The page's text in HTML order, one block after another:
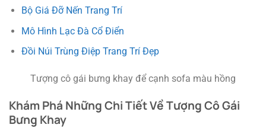
Bộ Giá Đỡ Nến Trang Trí
Mô Hình Lạc Đà Cổ Điển
Đồi Núi Trùng Điệp Trang Trí Đẹp
Tượng cô gái bưng khay để cạnh sofa màu hồng
Khám Phá Những Chi Tiết Về Tượng Cô Gái
Bưng Khay